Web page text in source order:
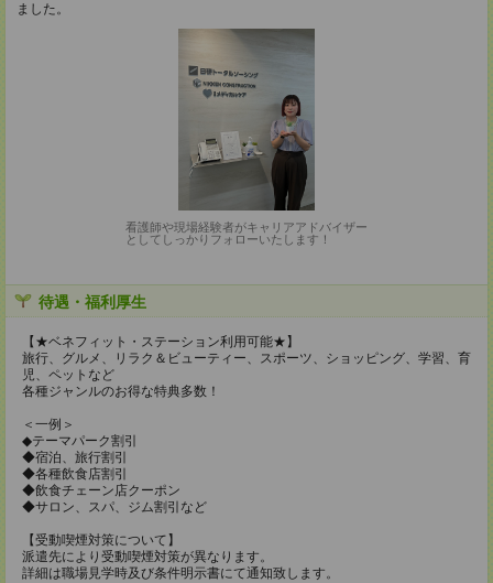
ました。
看護師や現場経験者がキャリアアドバイザー
としてしっかりフォローいたします！
待遇・福利厚生
【★ベネフィット・ステーション利用可能★】
旅行、グルメ、リラク＆ビューティー、スポーツ、ショッピング、学習、育
児、ペットなど
各種ジャンルのお得な特典多数！
＜一例＞
◆テーマパーク割引
◆宿泊、旅行割引
◆各種飲食店割引
◆飲食チェーン店クーポン
◆サロン、スパ、ジム割引など
【受動喫煙対策について】
派遣先により受動喫煙対策が異なります。
詳細は職場見学時及び条件明示書にて通知致します。